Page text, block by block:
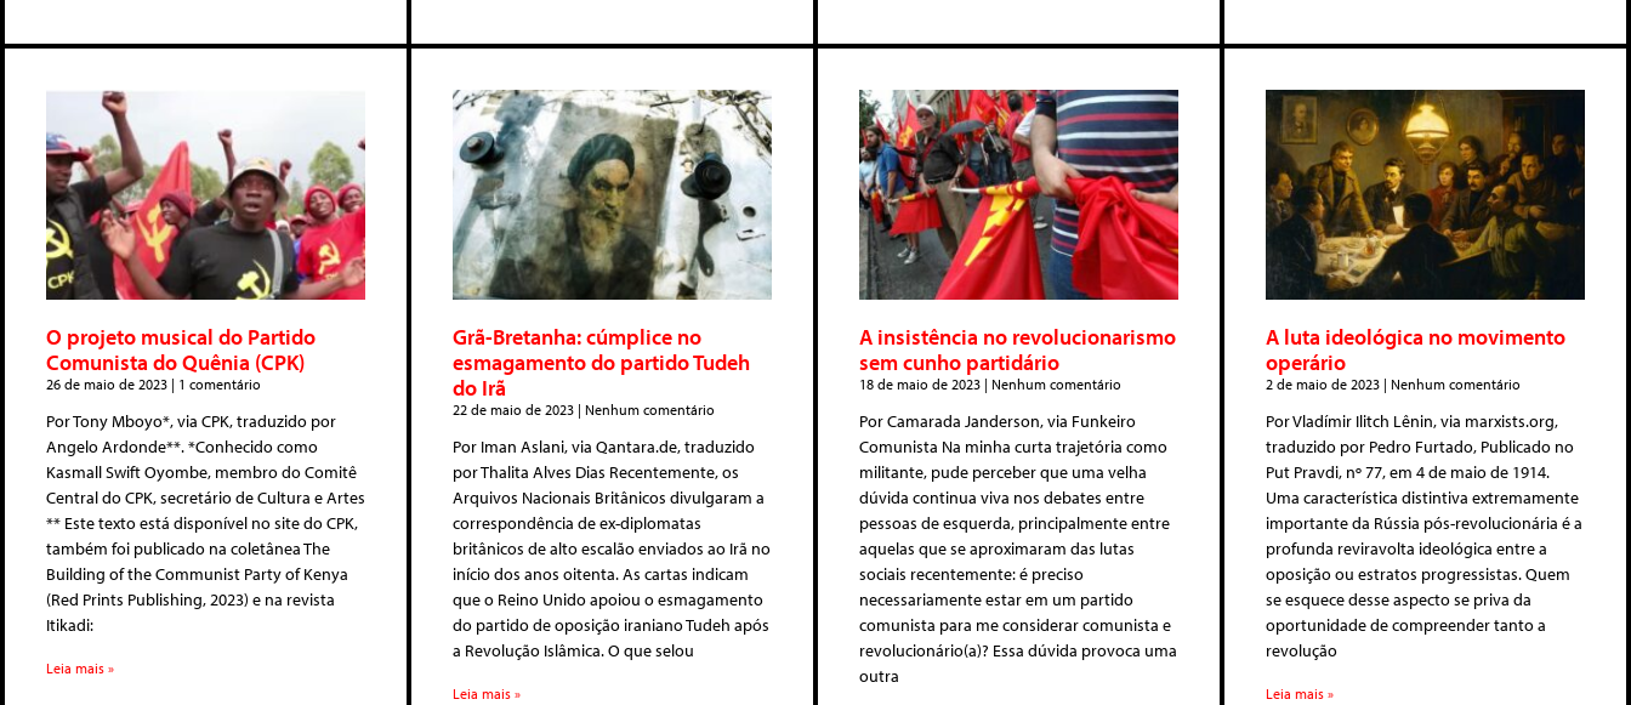
O projeto musical do Partido
Comunista do Quênia (CPK)
26 de maio de 2023 1 comentário
Por Tony Mboyo*, via CPK, traduzido por
Angelo Ardonde**. *Conhecido como
Kasmall Swift Oyombe, membro do Comitê
Central do CPK, secretário de Cultura e Artes
** Este texto está disponível no site do CPK,
também foi publicado na coletânea The
Building of the Communist Party of Kenya
(Red Prints Publishing, 2023) e na revista
Itikadi:
Leia mais »
Grã-Bretanha: cúmplice no
esmagamento do partido Tudeh
do Irã
22 de maio de 2023 Nenhum comentário
Por Iman Aslani, via Qantara.de, traduzido
por Thalita Alves Dias Recentemente, os
Arquivos Nacionais Britânicos divulgaram a
correspondência de ex-diplomatas
britânicos de alto escalão enviados ao Irã no
início dos anos oitenta. As cartas indicam
que o Reino Unido apoiou o esmagamento
do partido de oposição iraniano Tudeh após
a Revolução Islâmica. O que selou
Leia mais »
A insistência no revolucionarismo
sem cunho partidário
18 de maio de 2023 Nenhum comentário
Por Camarada Janderson, via Funkeiro
Comunista Na minha curta trajetória como
militante, pude perceber que uma velha
dúvida continua viva nos debates entre
pessoas de esquerda, principalmente entre
aquelas que se aproximaram das lutas
sociais recentemente: é preciso
necessariamente estar em um partido
comunista para me considerar comunista e
revolucionário(a)? Essa dúvida provoca uma
outra
A luta ideológica no movimento
operário
2 de maio de 2023 Nenhum comentário
Por Vladímir Ilitch Lênin, via marxists.org,
traduzido por Pedro Furtado, Publicado no
Put Pravdi, nº 77, em 4 de maio de 1914.
Uma característica distintiva extremamente
importante da Rússia pós-revolucionária é a
profunda reviravolta ideológica entre a
oposição ou estratos progressistas. Quem
se esquece desse aspecto se priva da
oportunidade de compreender tanto a
revolução
Leia mais »